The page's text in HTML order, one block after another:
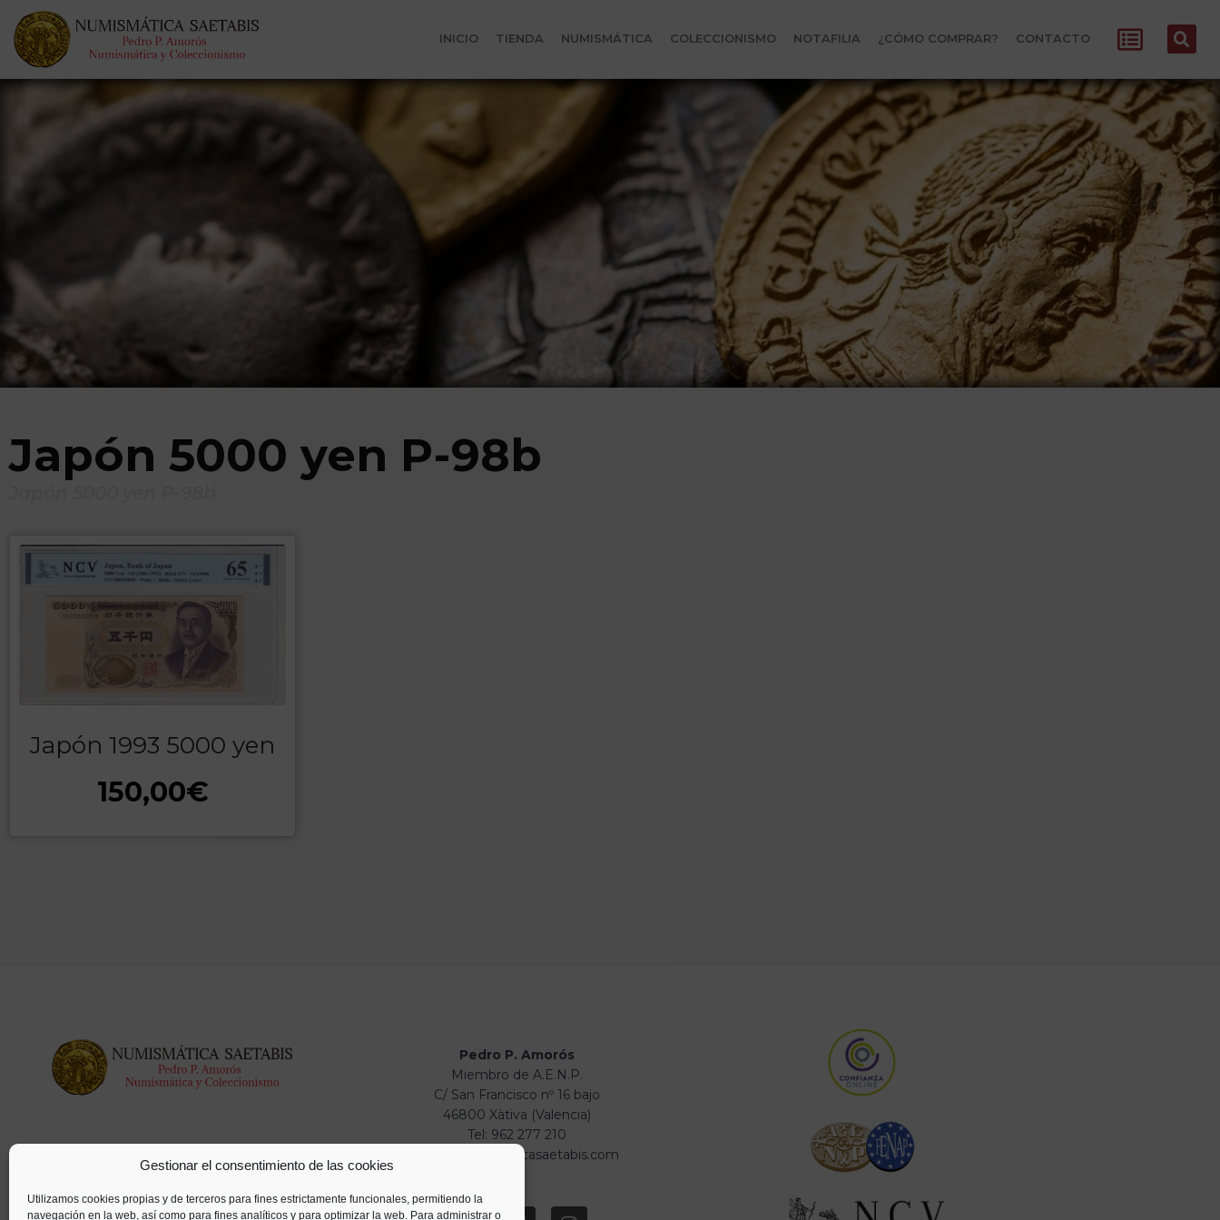
Gestionar el consentimiento de las cookies
Utilizamos cookies propias y de terceros para fines estrictamente funcionales, permitiendo la
navegación en la web, así como para fines analíticos y para optimizar la web. Para administrar o
INICIO TIENDA NUMISMÁTICA COLECCIONISMO NOTAFILIA ¿CÓMO COMPRAR? CONTACTO
Japón 5000 yen P-98b
Japón 1993 5000 yen
150,00€
Pedro P. Amorós
Miembro de A.E.N.P.
C/ San Francisco nº 16 bajo
46800 Xàtiva (Valencia)
Tel: 962 277 210
info@numismaticasaetabis.com